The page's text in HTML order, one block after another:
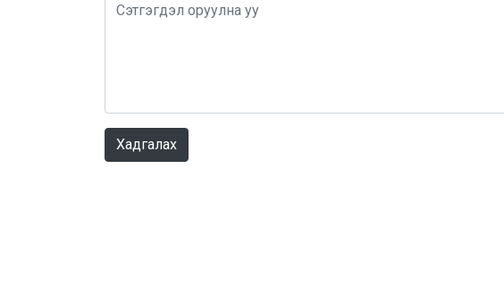
Хадгалах